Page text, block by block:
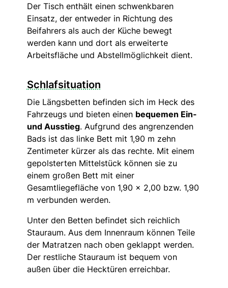
Der Tisch enthält einen schwenkbaren
Einsatz, der entweder in Richtung des
Beifahrers als auch der Küche bewegt
werden kann und dort als erweiterte
Arbeitsfläche und Abstellmöglichkeit dient.
Schlafsituation
Die Längsbetten befinden sich im Heck des
Fahrzeugs und bieten einen bequemen Ein-
und Ausstieg. Aufgrund des angrenzenden
Bads ist das linke Bett mit 1,90 m zehn
Zentimeter kürzer als das rechte. Mit einem
gepolsterten Mittelstück können sie zu
einem großen Bett mit einer
Gesamtliegefläche von 1,90 x 2,00 bzw. 1,90
m verbunden werden.
Unter den Betten befindet sich reichlich
Stauraum. Aus dem Innenraum können Teile
der Matratzen nach oben geklappt werden.
Der restliche Stauraum ist bequem von
außen über die Hecktüren erreichbar.